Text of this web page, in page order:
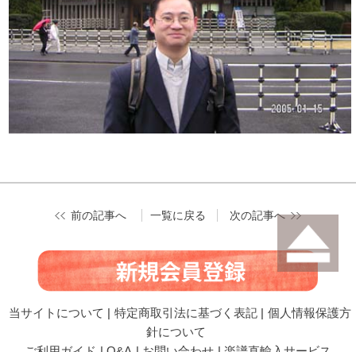
前の記事へ 一覧に戻る 次の記事へ
当サイトについて | 特定商取引法に基づく表記 | 個人情報保護方
針について